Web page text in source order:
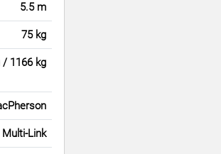
5.5 m
75 kg
/ 1166 kg
Multi-Link